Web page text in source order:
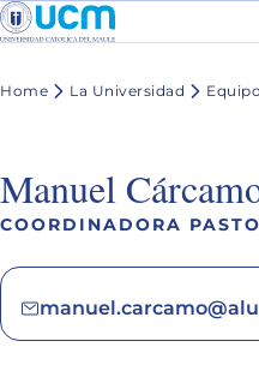
Home La Universidad Equipo
Manuel
COORDINADORA